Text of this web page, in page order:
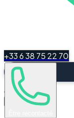
+33 6 38 75 22 70
Espace Client